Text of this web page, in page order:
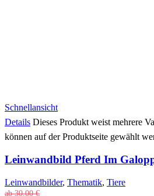
Schnellansicht
Details Dieses Produkt weist mehrere
können auf der Produktseite gewählt
Leinwandbild Pferd Im
Leinwandbilder, Thematik, Tiere
ab30,00€